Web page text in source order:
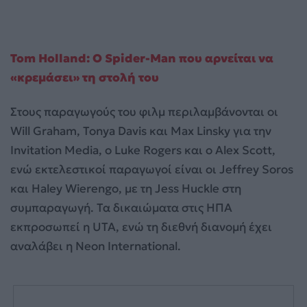
Tom Holland: Ο Spider-Man που αρνείται να
«κρεμάσει» τη στολή του
Στους παραγωγούς του φιλμ περιλαμβάνονται οι
Will Graham, Tonya Davis και Max Linsky για την
Invitation Media, ο Luke Rogers και ο Alex Scott,
ενώ εκτελεστικοί παραγωγοί είναι οι Jeffrey Soros
και Haley Wierengo, με τη Jess Huckle στη
συμπαραγωγή. Τα δικαιώματα στις ΗΠΑ
εκπροσωπεί η UTA, ενώ τη διεθνή διανομή έχει
αναλάβει η Neon International.